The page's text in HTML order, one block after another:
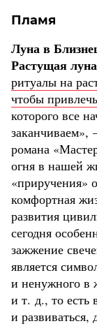
Пламя
Луна в
Растущая луна
ритуалы на
чтобы
которого все
заканчиваем»,
романа
огня в нашей
«приручения»
комфортная
развития
сегодня
зажжение
является
и ненужного
и т. д., то есть
и развиваться,